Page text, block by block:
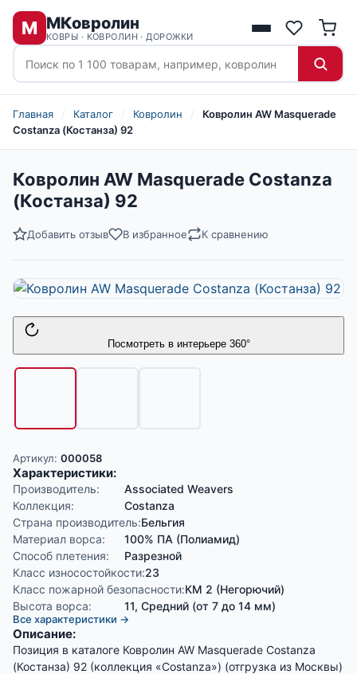
М МКовролин
КОВРЫ · КОВРОЛИН · ДОРОЖКИ
Главная / Каталог / Ковролин /
Ковролин AW Masquerade
Costanza (Костанза) 92
Ковролин AW Masquerade Costanza
(Костанза) 92
Добавить отзыв В избранное К сравнению
Посмотреть в интерьере 360°
Артикул: 000058
Характеристики:
Производитель:
Associated Weavers
Коллекция:
Costanza
Страна производитель:Бельгия
Материал ворса:
100% ПА (Полиамид)
Способ плетения:
Разрезной
Класс износостойкости:23
Класс пожарной безопасности:КМ 2 (Негорючий)
Высота ворса:
11, Средний (от 7 до 14 мм)
Все характеристики →
Описание:
Позиция в каталоге Ковролин AW Masquerade Costanza
(Костанза) 92 (коллекция «Costanza») (отгрузка из Москвы)